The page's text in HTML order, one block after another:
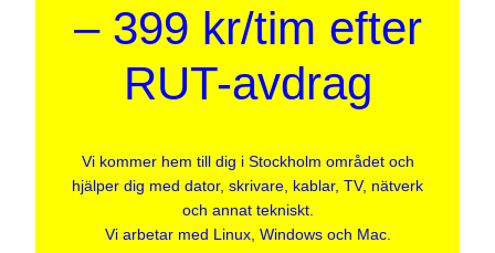
– 399 kr/tim efter
RUT-avdrag
Vi kommer hem till dig i Stockholm området och
hjälper dig med dator, skrivare, kablar, TV, nätverk
och annat tekniskt.
Vi arbetar med Linux, Windows och Mac.